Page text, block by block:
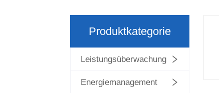
Produktkategorie
Leistungsüberwachung
Energiemanagement